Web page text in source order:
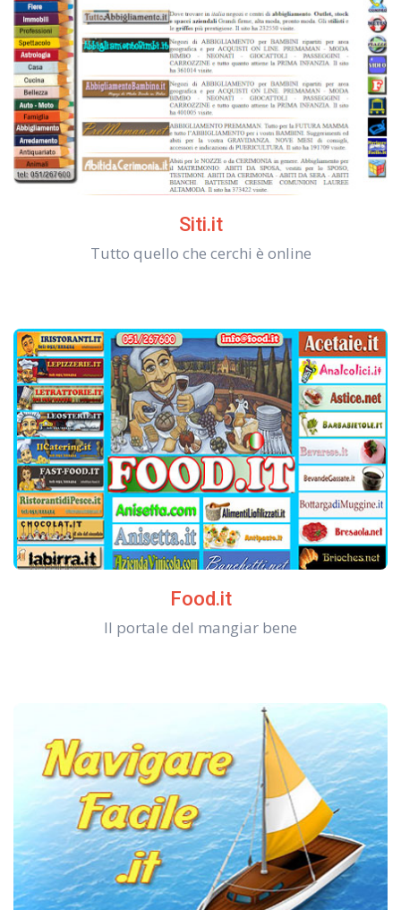
Siti.it
Tutto quello che cerchi è online
Food.it
Il portale del mangiar bene